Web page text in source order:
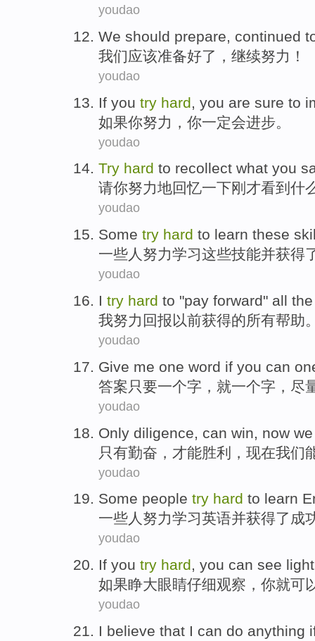
youdao
We should prepare, continued
我们应该准备好了， 继续努力 ！
youdao
If you try hard , you are sure to
如果你努力 ，你一定会进步。
youdao
Try hard to recollect what you
请你努力地回忆一下刚才看到 什
youdao
Some try hard to learn these
一些人 努力学习这些技能并获得
youdao
I try hard to "pay forward" all
我努力 回报 以前获得的所有帮助
youdao
Give me one word if you can
答案只要一个字 ，就一个字， 尽
youdao
Only diligence can win now we
只有勤奋 ， 才能胜利 ， 现在我们
youdao
Some people try hard to learn
一些人 努力学习英语并获得了成
youdao
If you try hard, you can see light
如果睁大眼睛仔细观察， 你就可
youdao
I believe that I can do anything